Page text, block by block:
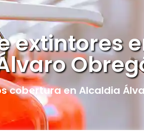
extintores
cobertura en Alcaldia